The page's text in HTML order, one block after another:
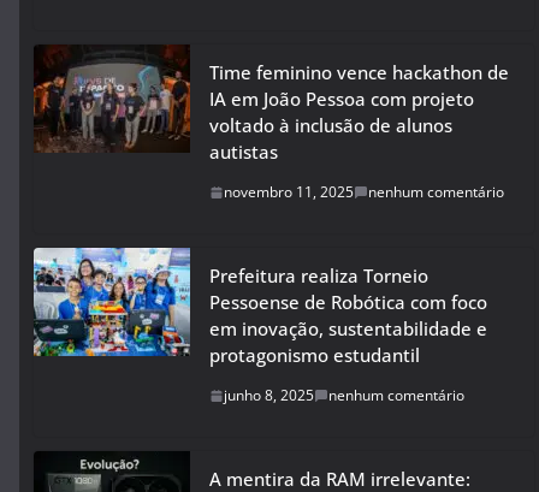
Time feminino vence hackathon de
IA em João Pessoa com projeto
voltado à inclusão de alunos
autistas
novembro 11, 2025 nenhum comentário
Prefeitura realiza Torneio
Pessoense de Robótica com foco
em inovação, sustentabilidade e
protagonismo estudantil
junho 8, 2025 nenhum comentário
A mentira da RAM irrelevante: